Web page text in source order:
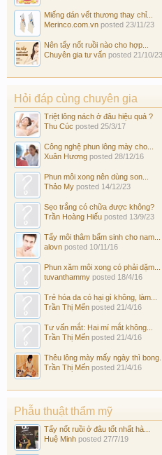
Miếng dán vết thương thay chỉ...
Merinco.com.vn posted 23/11/23
Nên tẩy nốt ruồi nào cho hợp...
Chuyên gia tư vấn posted 21/10/23
Hỏi đáp cùng chuyên gia
Triệt lông nách ở đâu hiệu quả ?
Thu Cúc posted 25/3/17
Công nghệ phun lông mày cho...
Xuân Hương posted 28/12/16
Phun môi xong nên dùng son...
Thảo My posted 14/12/23
Sẹo trắng có chữa được không?
Trần Hoàng Hiếu posted 13/9/23
Tẩy môi thâm bẩm sinh cho nam...
alovn posted 10/11/16
Phun xăm môi xong có phải dặm...
tuvanthammy posted 18/4/16
Trẻ hóa da có hại gì không, làm...
Trần Thị Mến posted 21/4/16
Tư vấn mắt: Hai mí mắt không...
Trần Thị Mến posted 21/4/16
Thêu lông mày mấy ngày thì bong...
Trần Thị Mến posted 21/4/16
Phẫu thuật thẩm mỹ
Tẩy nốt ruồi ở đâu tốt nhất hà...
Huệ Minh posted 27/7/19